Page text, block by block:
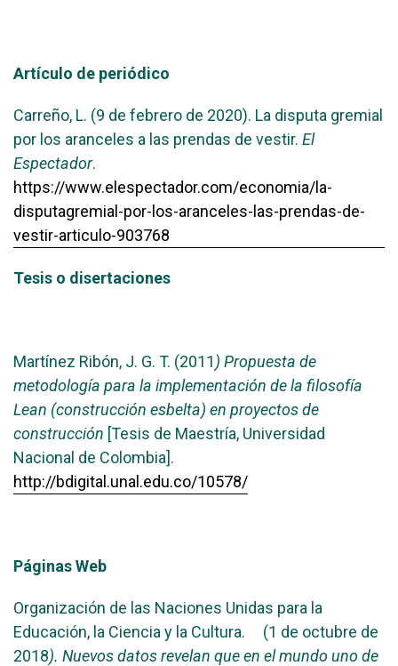
Artículo de periódico
Carreño, L. (9 de febrero de 2020). La disputa gremial
por los aranceles a las prendas de vestir. El
Espectador.
https://www.elespectador.com/economia/la-
disputagremial-por-los-aranceles-las-prendas-de-
vestir-articulo-903768
Tesis o disertaciones
Martínez Ribón, J. G. T. (2011) Propuesta de
metodología para la implementación de la filosofía
Lean (construcción esbelta) en proyectos de
construcción [Tesis de Maestría, Universidad
Nacional de Colombia].
http://bdigital.unal.edu.co/10578/
Páginas Web
Organización de las Naciones Unidas para la
Educación, la Ciencia y la Cultura. (1 de octubre de
2018). Nuevos datos revelan que en el mundo uno de